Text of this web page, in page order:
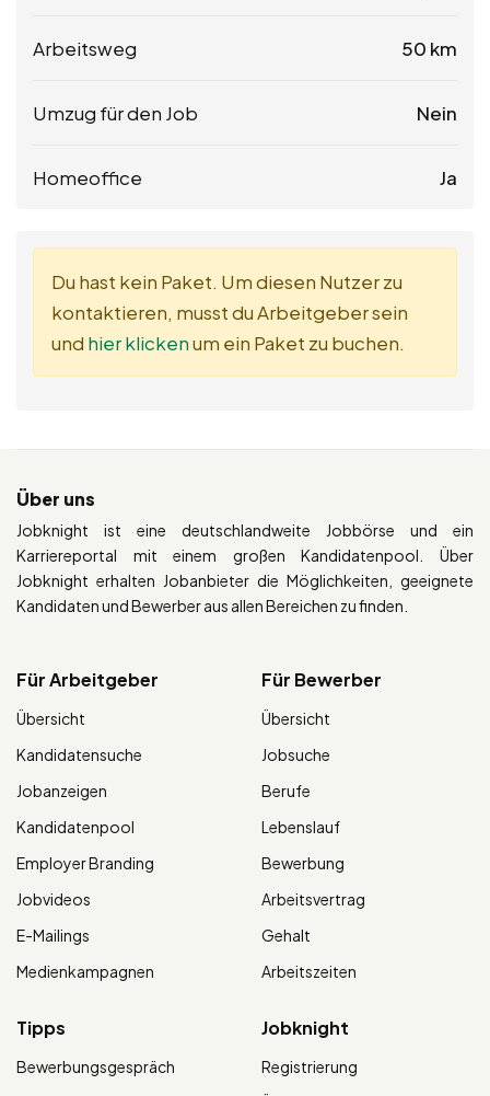
Arbeitsweg 50 km
Umzug für den Job Nein
Homeoffice Ja
Du hast kein Paket. Um diesen Nutzer zu
kontaktieren, musst du Arbeitgeber sein
und hier klickenum ein Paket zu buchen.
Über uns
Jobknight ist eine deutschlandweite Jobbörse und ein
Karriereportal mit einem großen Kandidatenpool. Über
Jobknight erhalten Jobanbieter die Möglichkeiten, geeignete
Kandidaten und Bewerber aus allen Bereichen zu finden.
Für Arbeitgeber
Übersicht
Kandidatensuche
Jobanzeigen
Kandidatenpool
Employer Branding
Jobvideos
E-Mailings
Medienkampagnen
Für Bewerber
Übersicht
Jobsuche
Berufe
Lebenslauf
Bewerbung
Arbeitsvertrag
Gehalt
Arbeitszeiten
Tipps
Bewerbungsgespräch
Jobknight
Registrierung